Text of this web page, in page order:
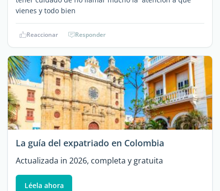
vienes y todo bien
Reaccionar Responder
La guía del expatriado en Colombia
Actualizada in 2026, completa y gratuita
Léela ahora